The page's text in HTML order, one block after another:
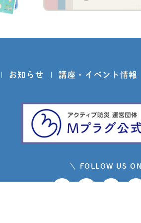
お知らせ 講座・イベント情報
FOLLOW US ON